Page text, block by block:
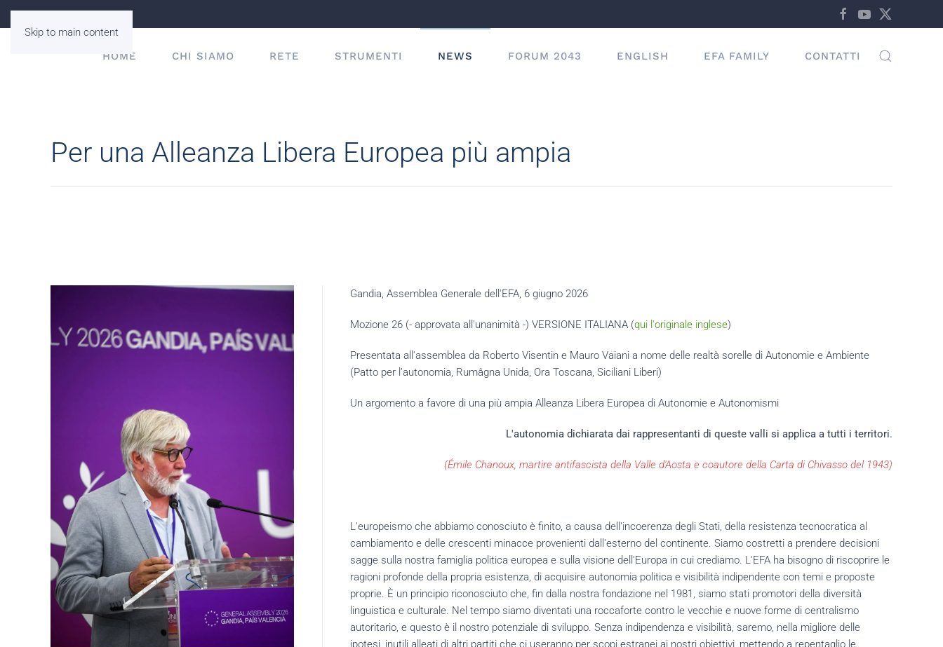
Skip to main content
HOME
CHI SIAMO RETE STRUMENTI NEWS FORUM 2043 ENGLISH EFA FAMILY CONTATTI
Per una Alleanza Libera Europea più ampia
Gandia, Assemblea Generale dell'EFA, 6 giugno 2026
Mozione 26 (- approvata all'unanimità -) VERSIONE ITALIANA (qui l'originale inglese)
Presentata all'assemblea da Roberto Visentin e Mauro Vaiani a nome delle realtà sorelle di Autonomie e Ambiente
(Patto per l’autonomia, Rumâgna Unida, Ora Toscana, Siciliani Liberi)
Un argomento a favore di una più ampia Alleanza Libera Europea di Autonomie e Autonomismi
L'autonomia dichiarata dai rappresentanti di queste valli si applica a tutti i territori.
(Émile Chanoux, martire antifascista della Valle d'Aosta e coautore della Carta di Chivasso del 1943)
L'europeismo che abbiamo conosciuto è finito, a causa dell'incoerenza degli Stati, della resistenza tecnocratica al
cambiamento e delle crescenti minacce provenienti dall'esterno del continente. Siamo costretti a prendere decisioni
sagge sulla nostra famiglia politica europea e sulla visione dell'Europa in cui crediamo. L'EFA ha bisogno di riscoprire le
ragioni profonde della propria esistenza, di acquisire autonomia politica e visibilità indipendente con temi e proposte
proprie. È un principio riconosciuto che, fin dalla nostra fondazione nel 1981, siamo stati promotori della diversità
linguistica e culturale. Nel tempo siamo diventati una roccaforte contro le vecchie e nuove forme di centralismo
autoritario, e questo è il nostro potenziale di sviluppo. Senza indipendenza e visibilità, saremo, nella migliore delle
ipotesi, inutili alleati di altri partiti che ci useranno per scopi estranei ai nostri obiettivi, mettendo a repentaglio le